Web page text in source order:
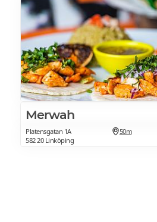
Merwah
Platensgatan 1A
582 20 Linköping
50m